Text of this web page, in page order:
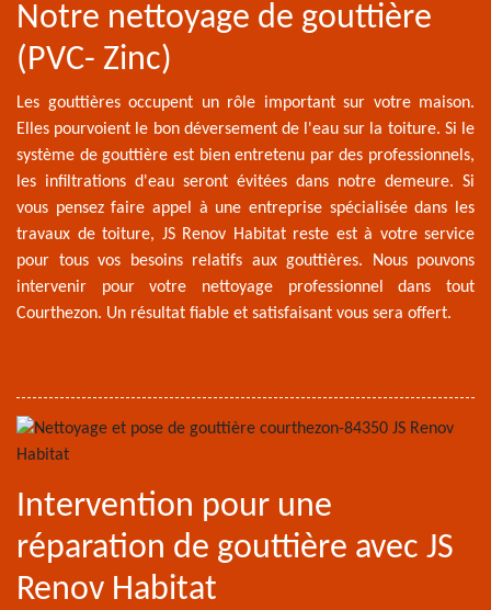
Notre nettoyage de gouttière
(PVC- Zinc)
Les gouttières occupent un rôle important sur votre maison.
Elles pourvoient le bon déversement de l'eau sur la toiture. Si le
système de gouttière est bien entretenu par des professionnels,
les infiltrations d'eau seront évitées dans notre demeure. Si
vous pensez faire appel à une entreprise spécialisée dans les
travaux de toiture, JS Renov Habitat reste est à votre service
pour tous vos besoins relatifs aux gouttières. Nous pouvons
intervenir pour votre nettoyage professionnel dans tout
Courthezon. Un résultat fiable et satisfaisant vous sera offert.
Intervention pour une
réparation de gouttière avec JS
Renov Habitat